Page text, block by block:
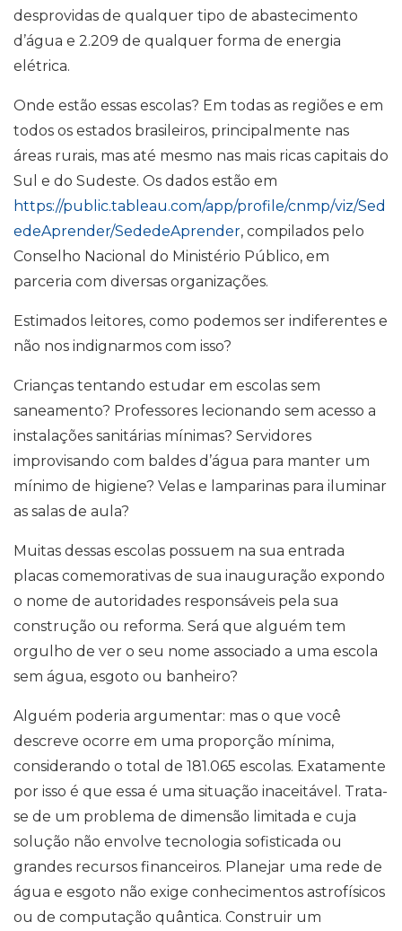
desprovidas de qualquer tipo de abastecimento
d’água e 2.209 de qualquer forma de energia
elétrica.
Onde estão essas escolas? Em todas as regiões e em
todos os estados brasileiros, principalmente nas
áreas rurais, mas até mesmo nas mais ricas capitais do
Sul e do Sudeste. Os dados estão em
https://public.tableau.com/app/profile/cnmp/viz/Sed
edeAprender/SededeAprender, compilados pelo
Conselho Nacional do Ministério Público, em
parceria com diversas organizações.
Estimados leitores, como podemos ser indiferentes e
não nos indignarmos com isso?
Crianças tentando estudar em escolas sem
saneamento? Professores lecionando sem acesso a
instalações sanitárias mínimas? Servidores
improvisando com baldes d’água para manter um
mínimo de higiene? Velas e lamparinas para iluminar
as salas de aula?
Muitas dessas escolas possuem na sua entrada
placas comemorativas de sua inauguração expondo
o nome de autoridades responsáveis pela sua
construção ou reforma. Será que alguém tem
orgulho de ver o seu nome associado a uma escola
sem água, esgoto ou banheiro?
Alguém poderia argumentar: mas o que você
descreve ocorre em uma proporção mínima,
considerando o total de 181.065 escolas. Exatamente
por isso é que essa é uma situação inaceitável. Trata-
se de um problema de dimensão limitada e cuja
solução não envolve tecnologia sofisticada ou
grandes recursos financeiros. Planejar uma rede de
água e esgoto não exige conhecimentos astrofísicos
ou de computação quântica. Construir um